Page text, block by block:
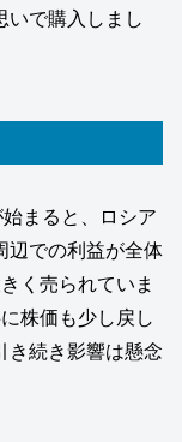
いで購入しまし
まると、ロシア
辺での利益が全体
く売られていま
株価も少し戻し
き続き影響は懸念